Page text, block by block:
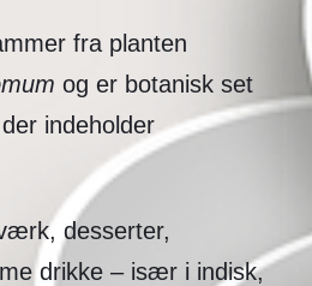
fra planten
og er botanisk set
indeholder
desserter,
drikke – især i indisk,